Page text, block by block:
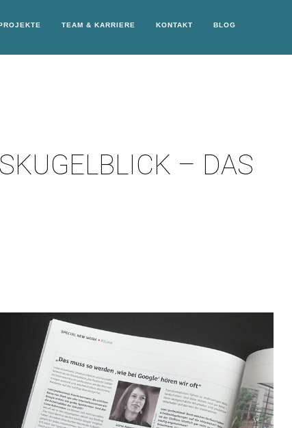
TEAM & KARRIERE KONTAKT BLOG
– DAS